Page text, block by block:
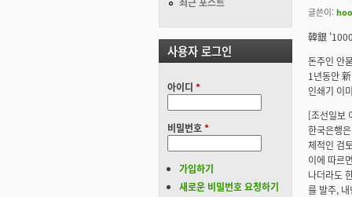
글쓴이:
韓銀
돈주인 안
1년동안
인쇄기 이
[조선일보
한국은행
체적인 검
이에 따르
나더라도
를 발주,
사용자 로그인
아이디 *
비밀번호*
가입하기
새로운 비밀번호 요청하기